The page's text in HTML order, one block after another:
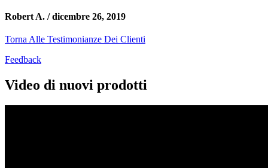
Robert A. /dicembre 26, 2019
Torna Alle Testimonianze Dei Clienti
Feedback
Video di nuovi prodotti